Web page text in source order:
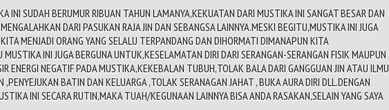
INI SUDAH BERUMUR RIBUAN TAHUN LAMANYA,KEKUATAN DARI MUSTIKA INI SANGAT BESAR DAN
DARI PASUKAN RAJA JIN DAN SEBANGSA LAINNYA.MESKI BEGITU,MUSTIKA INI JUGA
MENJADI ORANG YANG SELALU TERPANDANG DAN DIHORMATI DIMANAPUN KITA
INI JUGA BERGUNA UNTUK,KESELAMATAN DIRI DARI SERANGAN-SERANGAN FISIK MAUPUN
ENERGI NEGATIF PADA MUSTIKA,KEKEBALAN TUBUH,TOLAK BALA DARI GANGGUAN JIN ATAU ILMU
,PENYEJUKAN BATIN DAN KELUARGA ,TOLAK SERANAGAN JAHAT , BUKA AURA DIRI DLL.DENGAN
INI SECARA RUTIN,MAKA TUAH/KEGUNAAN LAINNYA BISA ANDA RASAKAN,SELAIN YANG SAYA